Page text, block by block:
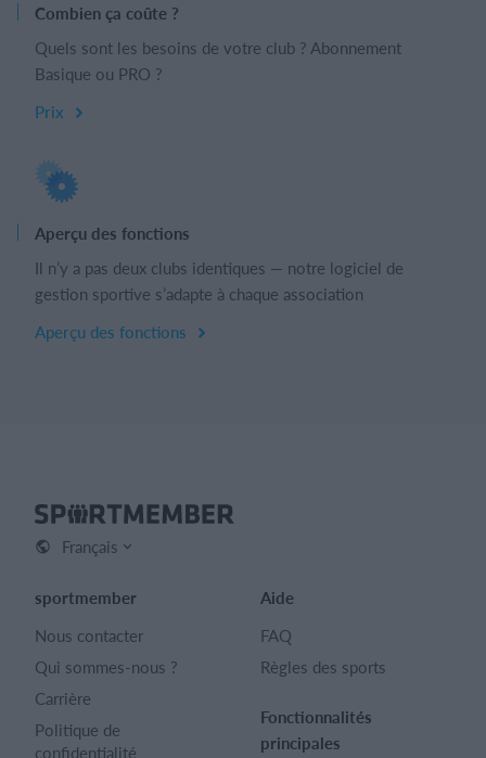
Combien ça coûte ?
Quels sont les besoins de votre club ? Abonnement
Basique ou PRO ?
Prix
Aperçu des fonctions
Il n’y a pas deux clubs identiques — notre logiciel de
gestion sportive s’adapte à chaque association
Aperçu des fonctions
Français
sportmember
Nous contacter
Qui sommes-nous ?
Carrière
Politique de
confidentialité
Aide
FAQ
Règles des sports
Fonctionnalités
principales